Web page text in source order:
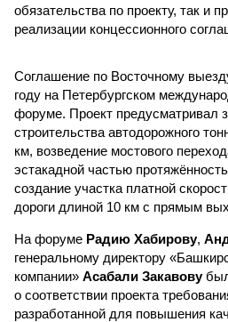
обязательства по проекту, так и
реализации концессионного
Соглашение по Восточному
году на Петербургском
форуме. Проект предусматривал
строительства автодорожного
км, возведение мостового
эстакадной частью
создание участка платной
дороги длиной 10 км с прямым
На форуме Радию Хабирову,
генеральному директору
компании» Асабали Закавову
о соответствии проекта
разработанной для повышения